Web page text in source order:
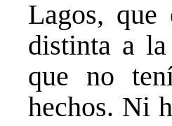
Lagos,
distinta a
que no
hechos. Ni